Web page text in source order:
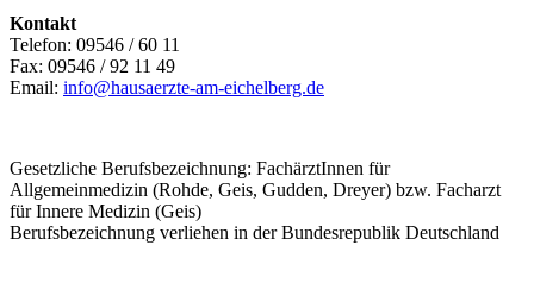
Kontakt
Telefon: 09546 / 60 11
Fax: 09546 / 92 11 49
Email: info@hausaerzte-am-eichelberg.de
Gesetzliche Berufsbezeichnung: FachärztInnen für
Allgemeinmedizin (Rohde, Geis, Gudden, Dreyer) bzw. Facharzt
für Innere Medizin (Geis)
Berufsbezeichnung verliehen in der Bundesrepublik Deutschland